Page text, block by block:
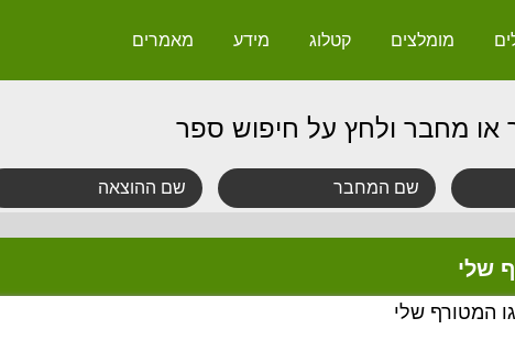
מומלצים קטלוג מידע מאמרים
מחבר ולחץ על חיפוש ספר
שלי
המטורף שלי